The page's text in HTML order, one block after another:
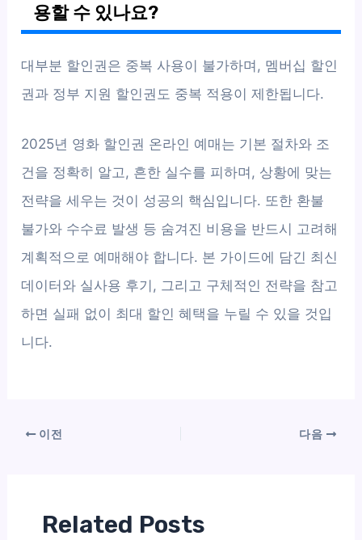
용할 수 있나요?
대부분 할인권은 중복 사용이 불가하며, 멤버십 할인
권과 정부 지원 할인권도 중복 적용이 제한됩니다.
2025년 영화 할인권 온라인 예매는 기본 절차와 조
건을 정확히 알고, 흔한 실수를 피하며, 상황에 맞는
전략을 세우는 것이 성공의 핵심입니다. 또한 환불
불가와 수수료 발생 등 숨겨진 비용을 반드시 고려해
계획적으로 예매해야 합니다. 본 가이드에 담긴 최신
데이터와 실사용 후기, 그리고 구체적인 전략을 참고
하면 실패 없이 최대 할인 혜택을 누릴 수 있을 것입
니다.
이전 다음
Related Posts